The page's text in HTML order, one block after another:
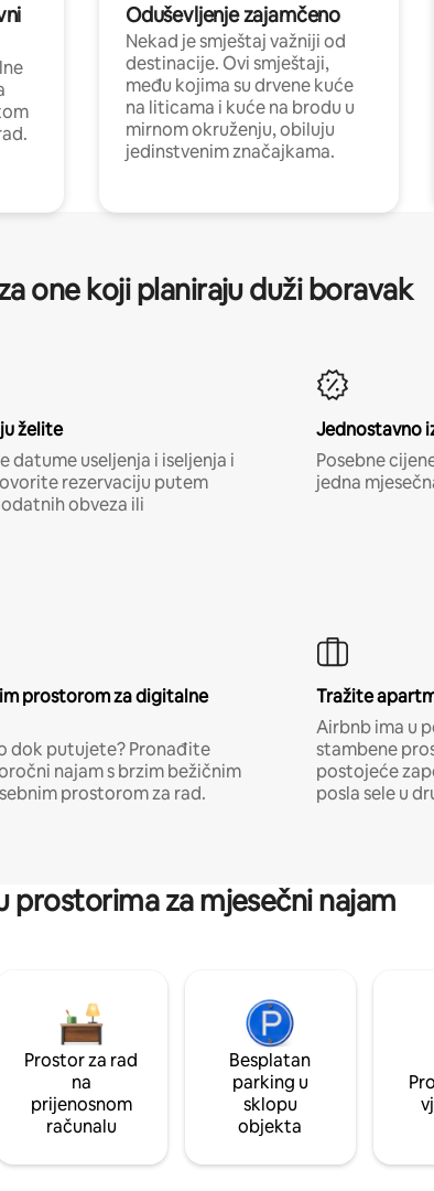
Oduševljenje zajamčeno
Nekad je smještaj važniji od
destinacije. Ovi smještaji,
među kojima su drvene kuće
na liticama i kuće na brodu u
mirnom okruženju, obiluju
jedinstvenim značajkama.
one koji planiraju duži boravak
želite
datume useljenja i iseljenja i
rezervaciju putem
obveza ili
Jednostavno
Posebne
jedna
prostorom za digitalne
dok putujete? Pronađite
najam s brzim bežičnim
prostorom za rad.
Tražite
Airbnb ima u
stambene
postojeće
posla sele u
prostorima za mjesečni najam
Prostor za rad
na
prijenosnom
računalu
Besplatan
parking u
sklopu
objekta